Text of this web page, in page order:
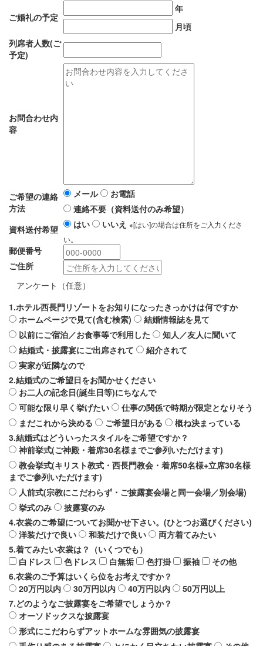
ご婚礼の予定
年
月頃
列席者人数(ご
予定)
お問合わせ内
容
ご希望の連絡
方法
メール
お電話
連絡不要（資料送付のみ希望）
資料送付希望
はい いいえ ※[はい]の場合は住所をご入力くださ
い。
郵便番号
ご住所
アンケート（任意）
1.ホテル西長門リゾートをお知りになったきっかけは何ですか
ホームページで見て(含む検索)
結婚情報誌を見て
以前にご宿泊／お食事等で利用した
知人／友人に聞いて
結婚式・披露宴にご出席されて
紹介されて
実家が近隣なので
2.結婚式のご希望日をお聞かせください
お二人の記念日(誕生日等)にちなんで
可能な限り早く挙げたい
仕事の関係で時期が限定となりそう
まだこれから決める
ご希望日がある
概ね決まっている
3.結婚式はどういったスタイルをご希望ですか？
神前挙式(ご神殿・着席30名様までご参列いただけます)
教会挙式(キリスト教式・西長門教会・着席50名様+立席30名様
までご参列いただけます)
人前式(宗教にこだわらず・ご披露宴会場と同一会場／別会場)
挙式のみ
披露宴のみ
4.衣裳のご希望についてお聞かせ下さい。(ひとつお選びください)
洋装だけで良い
和装だけで良い
両方着てみたい
5.着てみたい衣裳は？（いくつでも）
白ドレス
色ドレス 白無垢 色打掛 振袖
その他
6.衣裳のご予算はいくら位をお考えですか？
20万円以内
30万円以内 40万円以内
50万円以上
7.どのようなご披露宴をご希望でしょうか？
オーソドックスな披露宴
形式にこだわらずアットホームな雰囲気の披露宴